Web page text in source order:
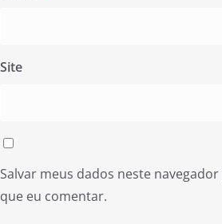
Site
Salvar meus dados neste
que eu comentar.